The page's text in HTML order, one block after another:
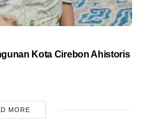
Kota Cirebon Ahistoris
MORE